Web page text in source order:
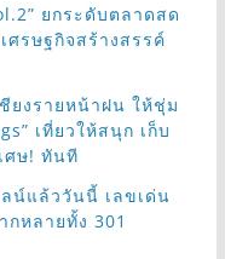
ยกระดับตลาดสด
รษฐกิจสร้างสรรค์
ยงรายหน้าฝน ให้ชุ่ม
เที่ยวให้สนุก เก็บ
ศษ! ทันที
น์แล้ววันนี้ เลขเด่น
หลายทั้ง 301